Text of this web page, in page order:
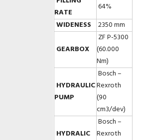
RATE
64%
WIDENESS
2350 mm
GEARBOX
ZF P-5300
(60.000
Nm)
HYDRAULIC
PUMP
Bosch –
Rexroth
(90
cm3/dev)
HYDRALIC
Bosch –
Rexroth